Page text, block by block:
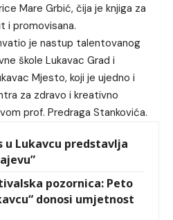
Mare Grbić, čija je knjiga za
i promovisana.
je nastup talentovanog
škole Lukavac Grad i
Mjesto, koji je ujedno i
za zdravo i kreativno
prof. Predraga Stankovića.
u Lukavcu predstavlja
pozornica: Peto
donosi umjetnost